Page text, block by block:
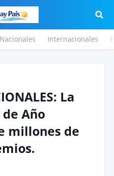
Nacionales Internacionales
La
Año
millones de